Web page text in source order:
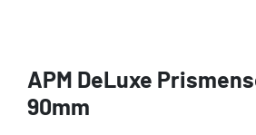
APM DeLuxe
90mm